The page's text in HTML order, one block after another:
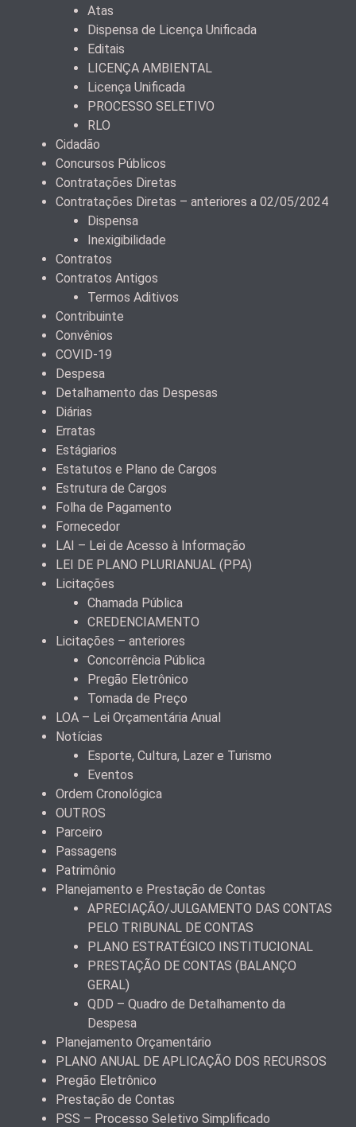
Atas
Dispensa de Licença Unificada
Editais
LICENÇA AMBIENTAL
Licença Unificada
PROCESSO SELETIVO
RLO
Cidadão
Concursos Públicos
Contratações Diretas
Contratações Diretas – anteriores a 02/05/2024
Dispensa
Inexigibilidade
Contratos
Contratos Antigos
Termos Aditivos
Contribuinte
Convênios
COVID-19
Despesa
Detalhamento das Despesas
Diárias
Erratas
Estágiarios
Estatutos e Plano de Cargos
Estrutura de Cargos
Folha de Pagamento
Fornecedor
LAI – Lei de Acesso à Informação
LEI DE PLANO PLURIANUAL (PPA)
Licitações
Chamada Pública
CREDENCIAMENTO
Licitações – anteriores
Concorrência Pública
Pregão Eletrônico
Tomada de Preço
LOA – Lei Orçamentária Anual
Notícias
Esporte, Cultura, Lazer e Turismo
Eventos
Ordem Cronológica
OUTROS
Parceiro
Passagens
Patrimônio
Planejamento e Prestação de Contas
APRECIAÇÃO/JULGAMENTO DAS CONTAS
PELO TRIBUNAL DE CONTAS
PLANO ESTRATÉGICO INSTITUCIONAL
PRESTAÇÃO DE CONTAS (BALANÇO
GERAL)
QDD – Quadro de Detalhamento da
Despesa
Planejamento Orçamentário
PLANO ANUAL DE APLICAÇÃO DOS RECURSOS
Pregão Eletrônico
Prestação de Contas
PSS – Processo Seletivo Simplificado